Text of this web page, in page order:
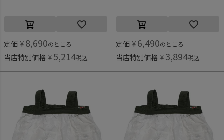
定価 ¥ 8,690のところ
当店特別価格 ¥ 5,214税込
定価 ¥ 6,490のところ
当店特別価格 ¥ 3,894税込